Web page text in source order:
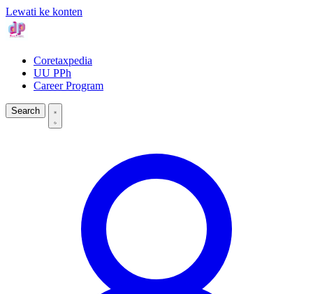
Lewati ke konten
Coretaxpedia
UU PPh
Career Program
Search